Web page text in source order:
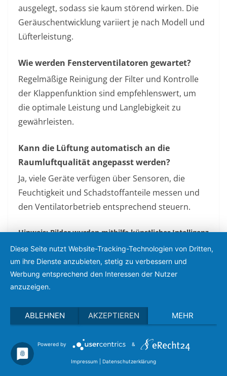
ausgelegt, sodass sie kaum störend wirken. Die
Geräuschentwicklung variiert je nach Modell und
Lüfterleistung.
Wie werden Fensterventilatoren gewartet?
Regelmäßige Reinigung der Filter und Kontrolle
der Klappenfunktion sind empfehlenswert, um
die optimale Leistung und Langlebigkeit zu
gewährleisten.
Kann die Lüftung automatisch an die
Raumluftqualität angepasst werden?
Ja, viele Geräte verfügen über Sensoren, die
Feuchtigkeit und Schadstoffanteile messen und
den Ventilatorbetrieb entsprechend steuern.
Hinweis: Bilder wurden mithilfe künstlicher Intelligenz
erzeugt.
Feiern, wo Geschichten lebendig werden – ein Ort,
Wenn jede Sekunde zählt: So steigert moderne
Technik die Brandbekämpfung in Industriehallen
Das könnte dir auch gefallen
Diese Seite nutzt Website-Tracking-Technologien von Dritten,
um ihre Dienste anzubieten, stetig zu verbessern und
Werbung entsprechend den Interessen der Nutzer
anzuzeigen.
ABLEHNEN AKZEPTIEREN MEHR
Powered by &
Impressum Datenschutzerklärung